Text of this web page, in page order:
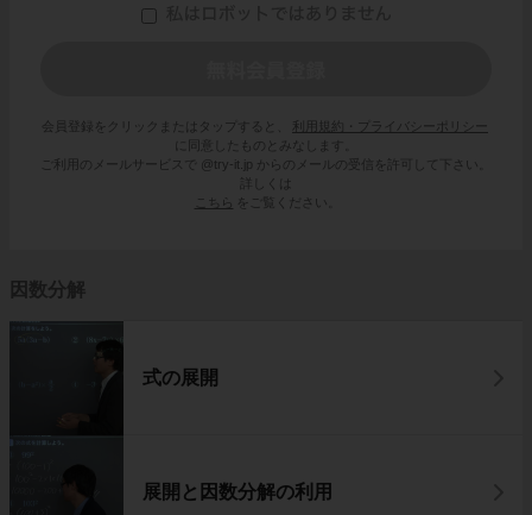
会員登録をクリックまたはタップすると、
利用規約・プライバシーポリシー
に同意したものとみなします。
ご利用のメールサービスで @try-it.jp からのメールの受信を許可して下さい。
詳しくは
こちら
をご覧ください。
因数分解
式の展開
展開と因数分解の利用